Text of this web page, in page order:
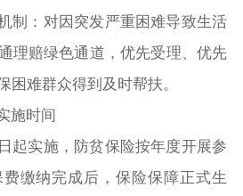
制：对因突发严重困难导致生活
理赔绿色通道，优先受理、优先
困难群众得到及时帮扶。
施时间
起实施，防贫保险按年度开展参
缴纳完成后，保险保障正式生